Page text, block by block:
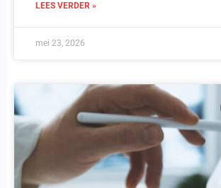
LEES VERDER »
mei 23, 2026